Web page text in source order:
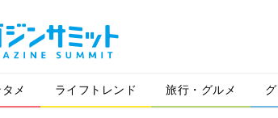
メ ライフトレンド 旅行・グルメ